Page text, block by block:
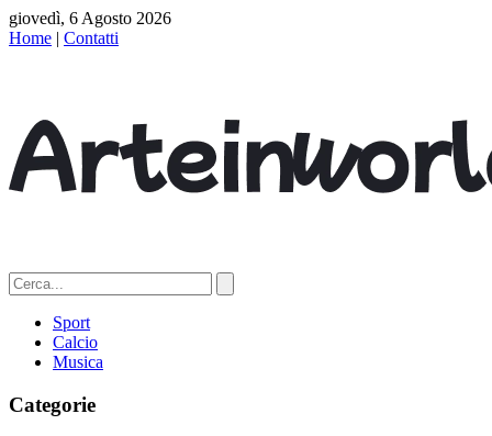
giovedì, 6 Agosto 2026
Home | Contatti
Sport
Calcio
Musica
Categorie